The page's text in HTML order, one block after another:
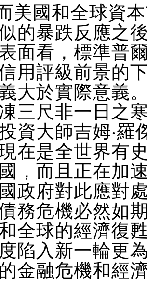
美國和全球資
的暴跌反應之
面看，標準普
用評級前景的
大於實際意義
三尺非一日之
資大師吉姆‧羅
現在是全世界有
，而且正在加
政府對此應對
務危機必然如
全球的經濟復
陷入新一輪更
金融危機和經